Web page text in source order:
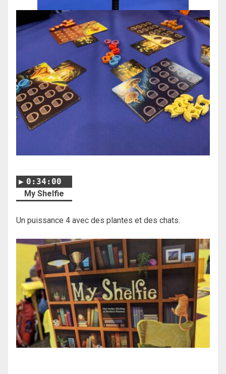
0:34:00
My Shelfie
Un puissance 4 avec des plantes et des chats.